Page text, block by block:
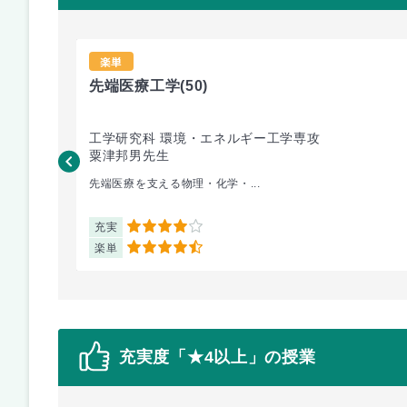
楽単
先端医療工学(50)
工学研究科 環境・エネルギー工学専攻
粟津邦男先生
先端医療を支える物理・化学・...
充実 4
楽単 4.5
充実度「★4以上」の授業